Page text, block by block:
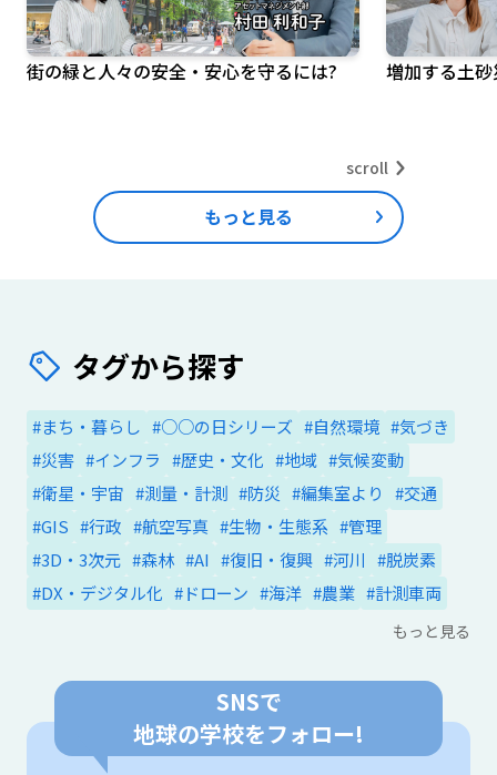
街の緑と人々の安全・安心を守るには? 増加する土
scroll
もっと見る
タグから探す
#まち・暮らし #○○の日シリーズ #自然環境 #気づき
#災害 #インフラ #歴史・文化 #地域 #気候変動
#衛星・宇宙 #測量・計測 #防災 #編集室より
#交通
#GIS #行政 #航空写真 #生物・生態系 #管理
#3D・3次元 #森林 #AI #復旧・復興 #河川 #脱炭素
#DX・デジタル化 #ドローン #海洋 #農業 #計測車両
もっと見る
SNSで
地球の学校をフォロー!